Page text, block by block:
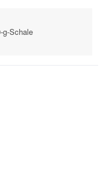
g-Schale